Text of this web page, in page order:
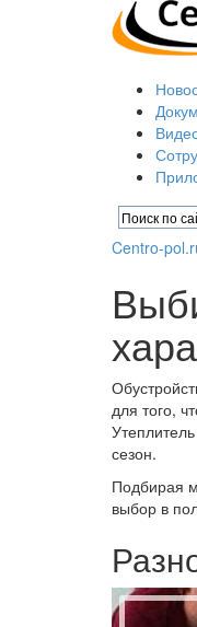
Centro-
для того,
сезон.
Подбирая
выбор в